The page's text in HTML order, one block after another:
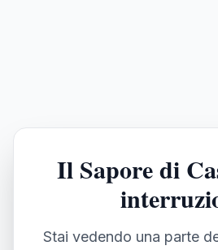
Il Sapore di
Stai vedendo una parte